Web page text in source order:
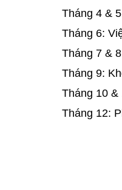
Tháng 4 &
Tháng 6:
Tháng 7 &
Tháng 9:
Tháng 10
Tháng 12: